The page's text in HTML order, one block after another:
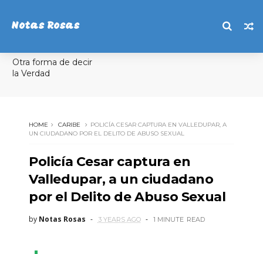
Notas Rosas
Otra forma de decir
la Verdad
HOME CARIBE
POLICÍA CESAR CAPTURA EN VALLEDUPAR, A
UN CIUDADANO POR EL DELITO DE ABUSO SEXUAL
Policía Cesar captura en
Valledupar, a un ciudadano
por el Delito de Abuso Sexual
by Notas Rosas 3 YEARS AGO 1 MINUTE READ